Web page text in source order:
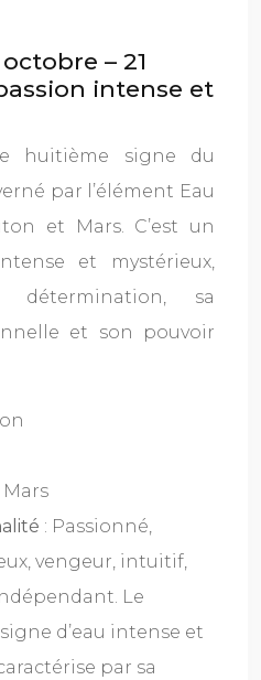
– 21
intense et
huitième signe du
par l’élément Eau
et Mars. C’est un
et mystérieux,
sa
et son pouvoir
: Passionné,
vengeur, intuitif,
Le
d’eau intense et
par sa